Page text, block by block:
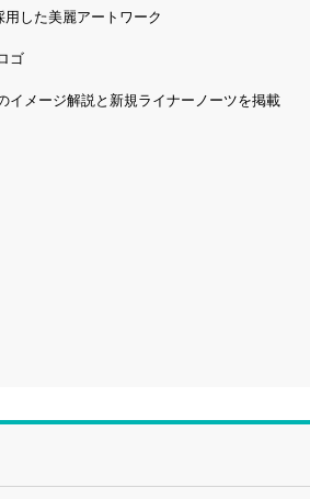
した美麗アートワーク
ゴ
イメージ解説と新規ライナーノーツを掲載